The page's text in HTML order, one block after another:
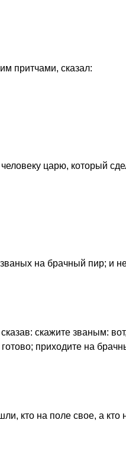
притчами, сказал:
царю, который
на брачный пир; и
скажите званым:
приходите на
кто на поле свое, а кто